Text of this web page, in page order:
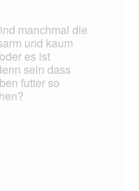
manchmal die
und kaum
es ist
sein dass
futter so